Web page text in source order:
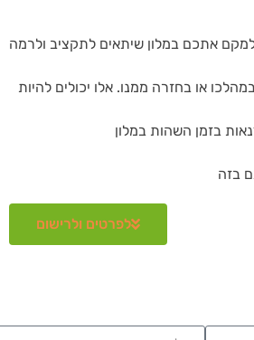
אתכם במלון שיתאים לתקציב ולרמה
או בחזרה ממנו. אלו יכולים להיות
בזמן השהות במלון
בזה
לפרטים ולרישום